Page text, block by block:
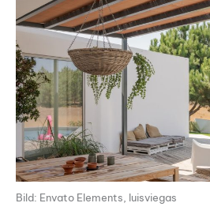
Bild: Envato Elements, luisviegas